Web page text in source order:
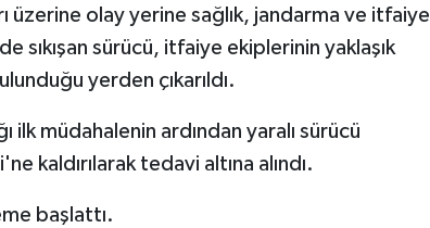
üzerine olay yerine sağlık, jandarma ve itfaiye
sıkışan sürücü, itfaiye ekiplerinin yaklaşık
yerden çıkarıldı.
ilk müdahalenin ardından yaralı sürücü
kaldırılarak tedavi altına alındı.
başlattı.